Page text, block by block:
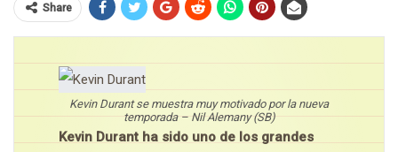
Share
Kevin Durant se muestra muy motivado por la nueva
temporada – Nil Alemany (SB)
Kevin Durant ha sido uno de los grandes